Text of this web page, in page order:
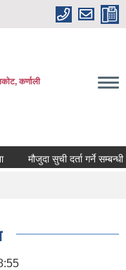
कर्णाली
मौजुदा सुची दर्ता गर्ने सम्बन्धी